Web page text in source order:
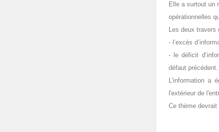
Elle a surtout un
opérationnelles
Les deux travers
- l’excès
- le déficit
défaut précédent.
L'information a
l'extérieur de
Ce thème